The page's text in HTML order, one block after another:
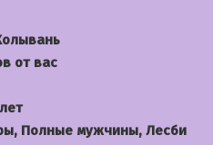
от вас
Полные мужчины, Лесби